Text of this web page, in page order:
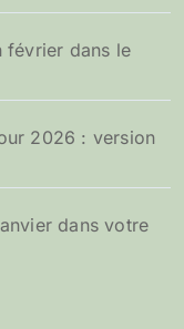
février dans le
2026 : version
dans votre